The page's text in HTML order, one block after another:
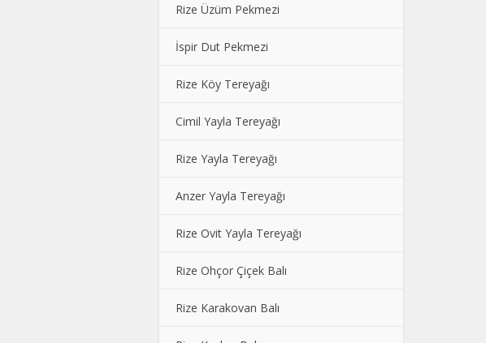
Rize Üzüm Pekmezi
İspir Dut Pekmezi
Rize Köy Tereyağı
Cimil Yayla Tereyağı
Rize Yayla Tereyağı
Anzer Yayla Tereyağı
Rize Ovit Yayla Tereyağı
Rize Ohçor Çiçek Balı
Rize Karakovan Balı